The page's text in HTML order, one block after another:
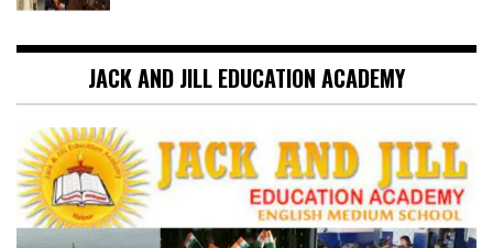
JACK AND JILL EDUCATION ACADEMY